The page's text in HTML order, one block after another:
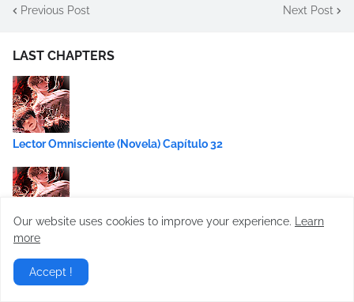
Previous Post Next Post
LAST CHAPTERS
Lector Omnisciente (Novela) Capítulo 32
Lector Omnisciente (Novela) Capítulo 31
Our website uses cookies to improve your experience.
Learn
more
Accept !